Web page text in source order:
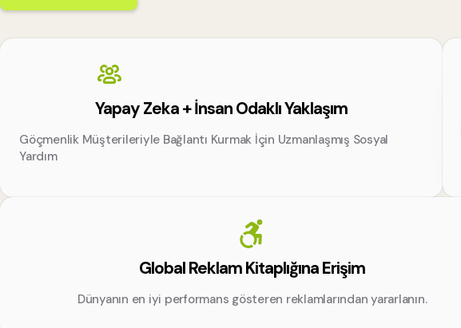
Yapay Zeka + İnsan Odaklı Yaklaşım
Göçmenlik Müşterileriyle Bağlantı Kurmak İçin Uzmanlaşmış Sosyal
Yardım
Global Reklam Kitaplığına Erişim
Dünyanın en iyi performans gösteren reklamlarından yararlanın.